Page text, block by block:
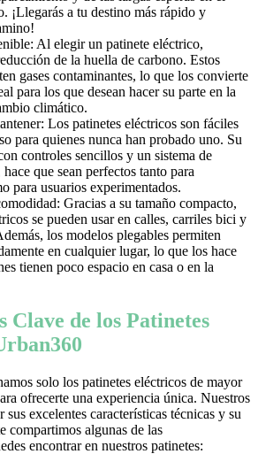
¡Llegarás a tu destino más rápido y
Al elegir un patinete eléctrico,
de la huella de carbono. Estos
gases contaminantes, lo que los convierte
para los que desean hacer su parte en la
climático.
Los patinetes eléctricos son fáciles
para quienes nunca han probado uno. Su
controles sencillos y un sistema de
que sean perfectos tanto para
para usuarios experimentados.
Gracias a su tamaño compacto,
se pueden usar en calles, carriles bici y
los modelos plegables permiten
en cualquier lugar, lo que los hace
tienen poco espacio en casa o en la
Clave de los Patinetes
solo los patinetes eléctricos de mayor
ofrecerte una experiencia única. Nuestros
sus excelentes características técnicas y su
compartimos algunas de las
encontrar en nuestros patinetes: